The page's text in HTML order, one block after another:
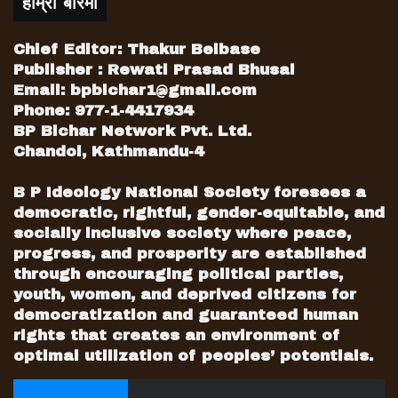
आफ्नो जीवनको कायाकल्पदेखि आफैँ अचम्मित छिन्
उनी । “खै कसरी बदलिएँ थाहा छैन, शायद विशेष
स्कुलकै देन हुनुपर्छ,” आँखाका छेउकुना रसाउँछन् ।
खुसी आँसु बनेर फाल हाल्लाझैँ हुन्छ ।
एउटा समस्यालेझैँ जीवनभर पछ्याउलाजस्तो छ– वाक्य
त प्रष्ट भएको छ उनको तर केही छिनअघि के गरेँ,
खासै सम्झना हुँदैन ।
“पढेका कुरा दिमागमै नबस्ने हुनाले पढाइमा खासै राम्रो
हुन सकेन । नेपाली अक्षर त झन् बुझ्दै बुझ्दिनँ, सात
वर्षको अन्तरमा यत्रो परिवर्तन भयो, अगामी दिनमा
सुधार होला नि त,” अनुहारमा आशा झनै प्रदीपक हुन्छ
।
छेवैमा पुनर्स्थापना केन्द्रकी निर्देशक सविता उप्रेती
Chief Editor: Thakur Belbase
Publisher : Rewati Prasad Bhusal
Email: bpbichar1@gmail.com
Phone: 977-1-4417934
BP Bichar Network Pvt. Ltd.
Chandol, Kathmandu-4
B P Ideology National Society foresees a
democratic, rightful, gender-equitable, and
socially inclusive society where peace,
progress, and prosperity are established
through encouraging political parties,
youth, women, and deprived citizens for
democratization and guaranteed human
rights that creates an environment of
optimal utilization of peoples’ potentials.